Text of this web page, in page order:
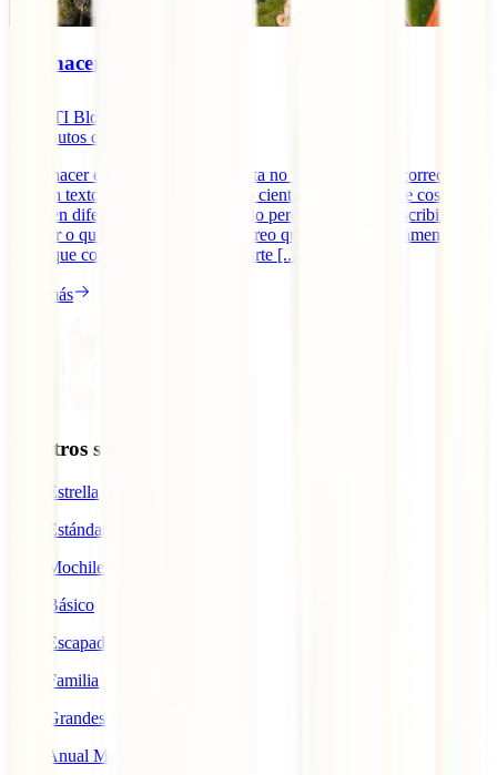
Qué hacer en Auroville
IATI Blog
minutos de lectura
¿Qué hacer en Auroville? Quizá esta no sea la pregunta correcta
para un texto como este. He escrito cientos de artículos de cosas que
hacer en diferentes partes del mundo pero, a la hora de escribir sobre
qué ver o qué hacer en Auroville, creo que (aunque obviamente hay
cosas que comentar al respecto), parte [...]
Leer más
Nuestros seguros
IATI Estrella
IATI Estándar
IATI Mochilero
IATI Básico
IATI Escapadas
IATI Familia
IATI Grandes Viajeros
IATI Anual Multiviaje